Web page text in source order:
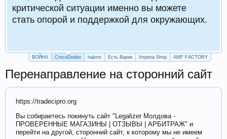
именно вы можете
поддержкой для окружающих.
ВОЙНА CrocoDealer hajime Есть Варик Imperia Shop AMF FACTORY
Перенаправление на сторонний сайт
https://tradecipro.org
Вы собираетесь покинуть сайт "Legalizer Молдова -
ПРОВЕРЕННЫЕ МАГАЗИНЫ | ОТЗЫВЫ | АРБИТРАЖ" и
перейти на другой, сторонний сайт, к которому мы не имеем